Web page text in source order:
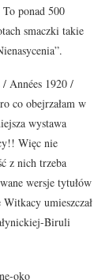
To ponad 500
smaczki takie
Années 1920 /
co obejrzałam w
wystawa
Więc nie
z nich trzeba
wersje tytułów
umieszczał
Biruli